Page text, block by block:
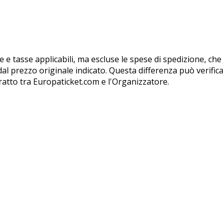
tasse applicabili, ma escluse le spese di spedizione,
prezzo originale indicato. Questa differenza può
tra Europaticket.com e l'Organizzatore.